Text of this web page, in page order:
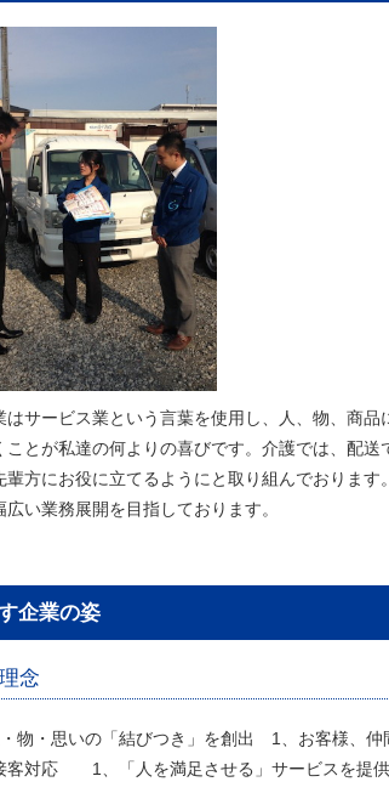
はサービス業という言葉を使用し、人、物、商
ことが私達の何よりの喜びです。介護では、配
輩方にお役に立てるようにと取り組んでおりま
広い業務展開を目指しております。
企業の姿
念
物・思いの「結びつき」を創出 1、お客様、
客対応 1、「人を満足させる」サービスを提